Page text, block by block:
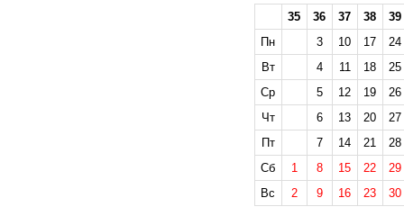
35 36 37 38
39
Пн
3 10 17
24
Вт
4 11 18
25
Ср
5 12 19
26
Чт
6 13 20
27
Пт
7 14 21
28
Сб
1 8 15 22
29
Вс
2 9 16 23 30